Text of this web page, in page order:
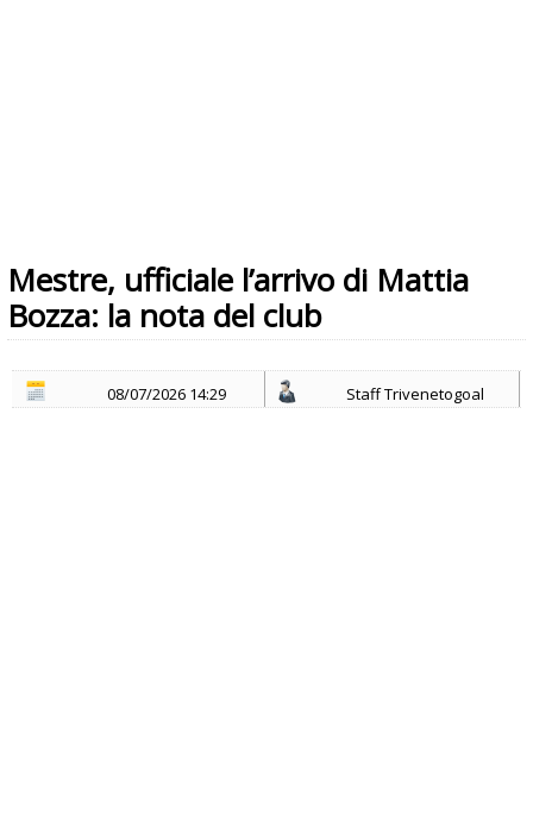
Mestre, ufficiale l’arrivo di Mattia
Bozza: la nota del club
08/07/2026 14:29 Staff Trivenetogoal